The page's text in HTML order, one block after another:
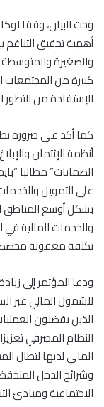
وحث البيان، وفقا
أهمية تحقيق التناغم
والصغيرة والمتوسطة
كبيرة من المجتمعات
الإستفادة من التطور
كما أكد على ضرورة
أنظمة الإئتمان
الضمانات” مطالبا
على التمويل
بشكل أوسع المناطق
والخدمات المالية
تكلفة معقولة
ودعا المؤتمر إلى
للشمول المالي عبر
الذين يفضلون
النظام المصرفي
المالي لديها لتطال
وشرائح الدخل
الاجتماعية ومبادئ